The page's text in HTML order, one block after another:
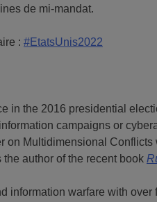
de mi-mandat.
: #EtatsUnis2022
in the 2016 presidential
campaigns or
on Multidimensional
author of the recent book
information warfare with